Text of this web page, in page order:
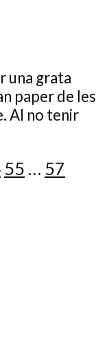
una grata
paper de les
Al no tenir
55 … 57